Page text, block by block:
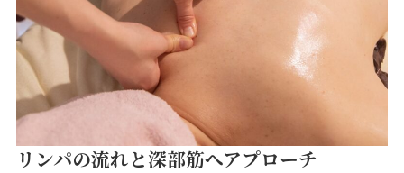
リンパの流れと深部筋へアプローチ